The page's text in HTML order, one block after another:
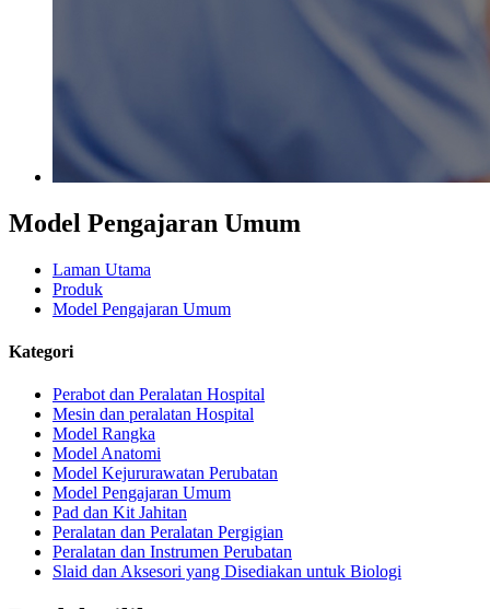
Model Pengajaran Umum
Laman Utama
Produk
Model Pengajaran Umum
Kategori
Perabot dan Peralatan Hospital
Mesin dan peralatan Hospital
Model Rangka
Model Anatomi
Model Kejururawatan Perubatan
Model Pengajaran Umum
Pad dan Kit Jahitan
Peralatan dan Peralatan Pergigian
Peralatan dan Instrumen Perubatan
Slaid dan Aksesori yang Disediakan untuk Biologi